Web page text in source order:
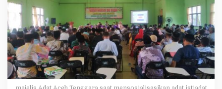
o
i
a
l
i
s
a
s